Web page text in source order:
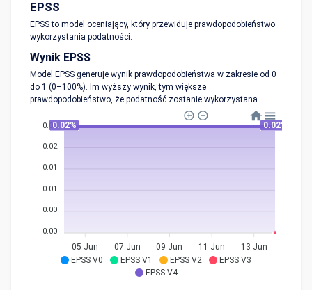
EPSS
EPSS to model oceniający, który przewiduje prawdopodobieństwo
wykorzystania podatności.
Wynik EPSS
Model EPSS generuje wynik prawdopodobieństwa w zakresie od 0
do 1 (0–100%). Im wyższy wynik, tym większe
prawdopodobieństwo, że podatność zostanie wykorzystana.
EPSS V0 EPSS V1 EPSS V2
EPSS V3
EPSS V4
0.02
0.02
0.01
0.01
0.00
0.00
0.02% 0.02%
05 Jun 07 Jun 09 Jun 11 Jun 13 Jun